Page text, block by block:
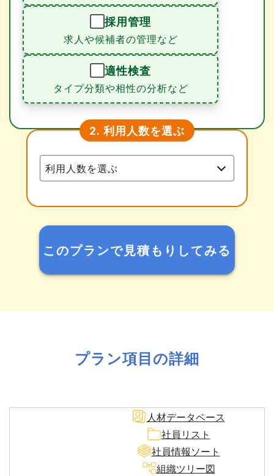
採用管理
求人や候補者の管理など
適性検査
タイプ分類や相性の分析など
2. 利用人数を選ぶ
このプランで見積もりしてみる
プラン項目の詳細
人材データベース
社員リスト
社員情報ソート
組織ツリー図